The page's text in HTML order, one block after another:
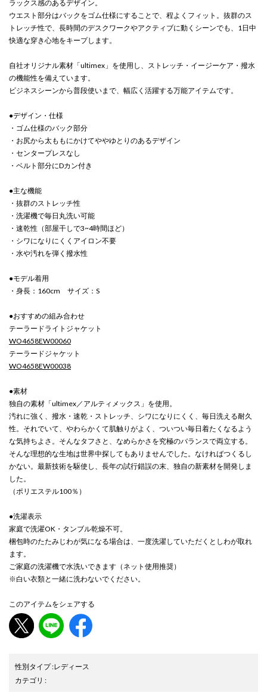
ラックス感のあるデザイン。
ウエスト部分はバックをゴム仕様にすることで、程よくフィット。抜群のス
トレッチ性で、長時間のデスクワークやアクティブに動くシーンでも、1日中
快適な穿き心地をキープします。
自社オリジナル素材「ultimex」を使用し、ストレッチ・イージーケア・撥水
の機能性を備えています。
ビジネスシーンから普段使いまで、幅広く活躍する万能アイテムです。
●デザイン・仕様
・ゴム仕様のバック部分
・お尻から太ももにかけてややゆとりのあるデザイン
・センタープレスなし
・ベルト部分にDカン付き
●主な機能
・抜群のストレッチ性
・洗濯機で毎日丸洗い可能
・速乾性（部屋干しで3~4時間ほど）
・シワになりにくくアイロン不要
・水や汚れを弾く撥水性
●モデル着用
・身長：160cm サイズ：S
●おすすめの組み合わせ
テーラードライトジャケット
WO4658EW00060
テーラードジャケット
WO4658EW00038
●素材
独自の素材「ultimex／アルティメックス」を使用。
汚れに強く、撥水・速乾・ストレッチ、シワになりにくく、毎日洗える耐久
性。それでいて、やわらかくて肌触りがよく、ついつい毎日着たくなるよう
な気持ちよさ。そんなタフさと、なめらかさを究極のバランスで両立する。
そんな理想的な生地は世界中探してもありませんでした。なければつくるし
かない。最新技術を駆使し、長年の試行錯誤の末、独自の新素材を開発しま
した。
（ポリエステル100％）
●洗濯表示
家庭で洗濯OK・タンブル乾燥不可。
梱包時のたたみじわが気になる場合は、一度洗濯していただくとしわが取れ
ます。
ご家庭の洗濯機で水洗いできます（ネット使用推奨）
※白い衣類と一緒に洗わないでください。
このアイテムをシェアする
性別タイプ:レディース
カテゴリ :